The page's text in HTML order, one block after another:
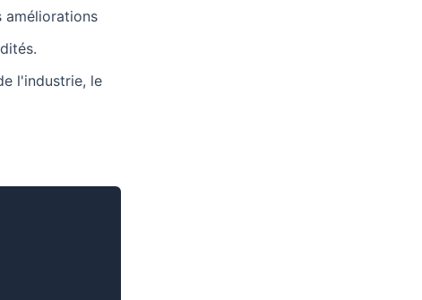
améliorations
l'industrie, le